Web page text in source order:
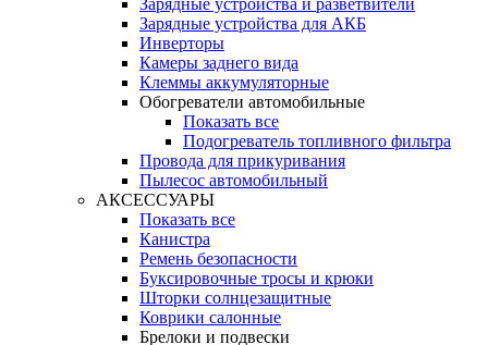
Зарядные устройства и разветвители
Зарядные устройства для АКБ
Инверторы
Камеры заднего вида
Клеммы аккумуляторные
Обогреватели автомобильные
Показать все
Подогреватель топливного фильтра
Провода для прикуривания
Пылесос автомобильный
АКСЕССУАРЫ
Показать все
Канистра
Ремень безопасности
Буксировочные тросы и крюки
Шторки солнцезащитные
Коврики салонные
Брелоки и подвески